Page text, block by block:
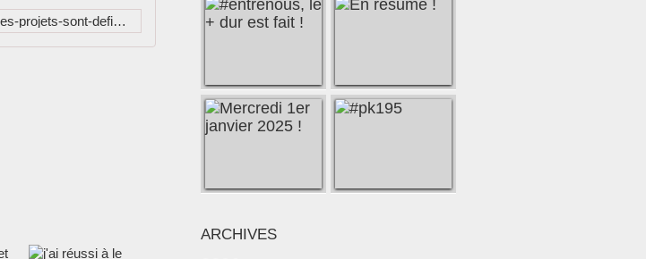
http://www.letelegramme.fr/morbihan/saint-gerand/defi-canal-les-projets-sont-definis-26-02-2014-10053818.php
ARCHIVES